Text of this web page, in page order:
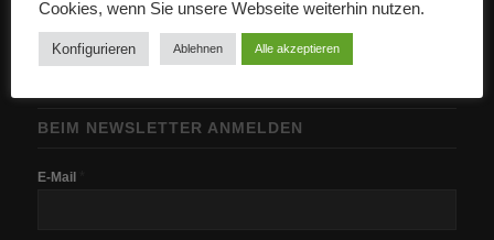
BEIM NEWSLETTER ANMELDEN
E-Mail
Cookies, wenn Sie unsere Webseite weiterhin nutzen.
Konfigurieren Ablehnen Alle akzeptieren